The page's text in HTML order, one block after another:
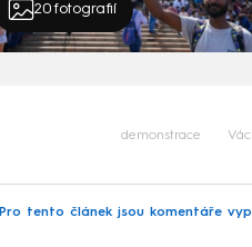
20fotografií
demonstrace
Pro tento článek jsou komentáře